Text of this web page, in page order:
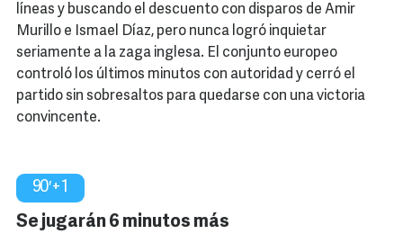
líneas y buscando el descuento con disparos de Amir
Murillo e Ismael Díaz, pero nunca logró inquietar
seriamente a la zaga inglesa. El conjunto europeo
controló los últimos minutos con autoridad y cerró el
partido sin sobresaltos para quedarse con una victoria
convincente.
90′+1
Se jugarán 6 minutos más